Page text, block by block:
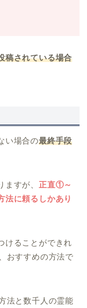
稿されている場合
い場合の最終手段
ますが、 正直①～
に頼るしかあり
けることができれ
おすすめの方法で
法と数千人の霊能